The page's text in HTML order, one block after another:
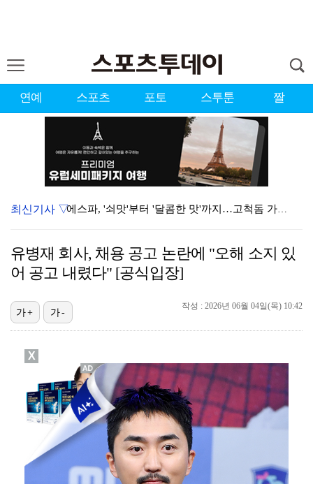
연예 스포츠 포토 스투툰 짤
에스파, '쇠맛'부터 '달콤한 맛'까지…고척돔 가득 채…
'리그 2연패 정조준' 아스널, 뉴캐슬서 기마랑이스 영…
에스파, 고척돔 입성…공연 시작 40분 만에 첫 인사 …
에스파 고척돔 공연에 반가운 얼굴…아이들 미연·트와이스…
"언론사 대표·국회의원도"…최연청, 판사 남편까지 화려…
한국 남자배구, 중국 3-0 완파하고 동아시아선수권 결…
최신기사 ▽
유병재 회사, 채용 공고 논란에 "오해 소지 있
어 공고 내렸다" [공식입장]
작성 : 2026년 06월 04일(목) 10:42
가+ 가-
X